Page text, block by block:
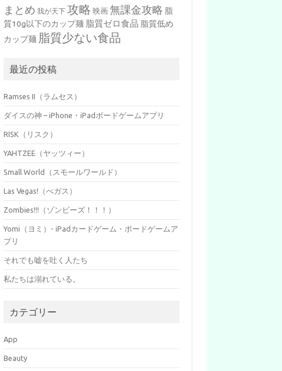
まとめ 我が天下 攻略 映画 無課金攻略 脂
質10g以下のカップ麺 脂質ゼロ食品 脂質低め
カップ麺 脂質少ない食品
最近の投稿
Ramses II（ラムセス）
ダイスの神 – iPhone・iPadボードゲームアプリ
RISK（リスク）
YAHTZEE（ヤッツィー）
Small World（スモールワールド）
Las Vegas!（べガス）
Zombies!!!（ゾンビーズ！！！）
Yomi（ヨミ）- iPadカードゲーム・ボードゲームア
プリ
それでも嘘を吐く人たち
私たちは溺れている。
カテゴリー
App
Beauty